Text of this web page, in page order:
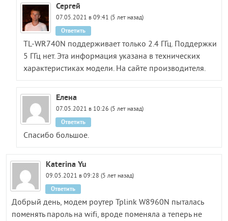
Сергей
07.05.2021 в 09:41 (5 лет назад)
TL-WR740N поддерживает только 2.4 ГГц. Поддержки
5 ГГц нет. Эта информация указана в технических
характеристиках модели. На сайте производителя.
Ответить
Елена
07.05.2021 в 10:26 (5 лет назад)
Спасибо большое.
Ответить
Katerina Yu
09.05.2021 в 09:28 (5 лет назад)
Добрый день, модем роутер Tplink W8960N пыталась
поменять пароль на wifi, вроде поменяла а теперь не
Ответить